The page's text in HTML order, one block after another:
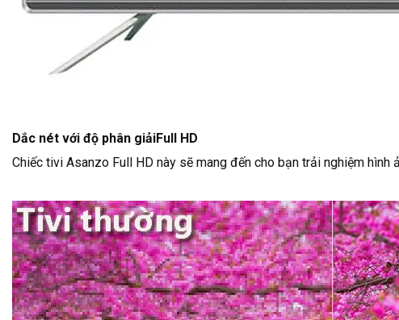
Dắc nét với độ phân giảiFull HD
Chiếc tivi Asanzo Full HD này sẽ mang đến cho bạn trải nghiệm